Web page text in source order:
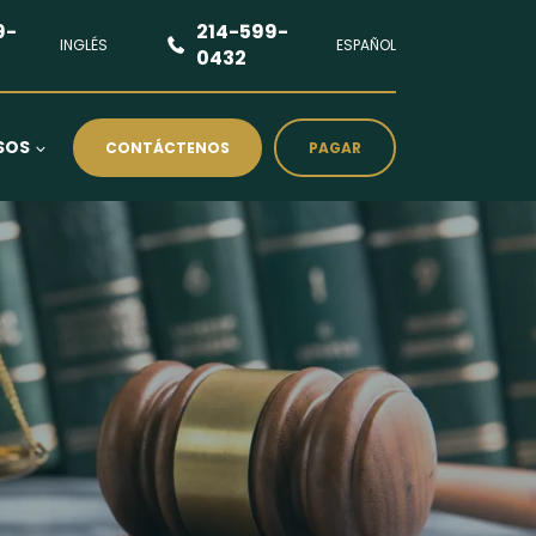
INGLÉS
214-599-
0432
ESPAÑOL
CONTÁCTENOS PAGAR